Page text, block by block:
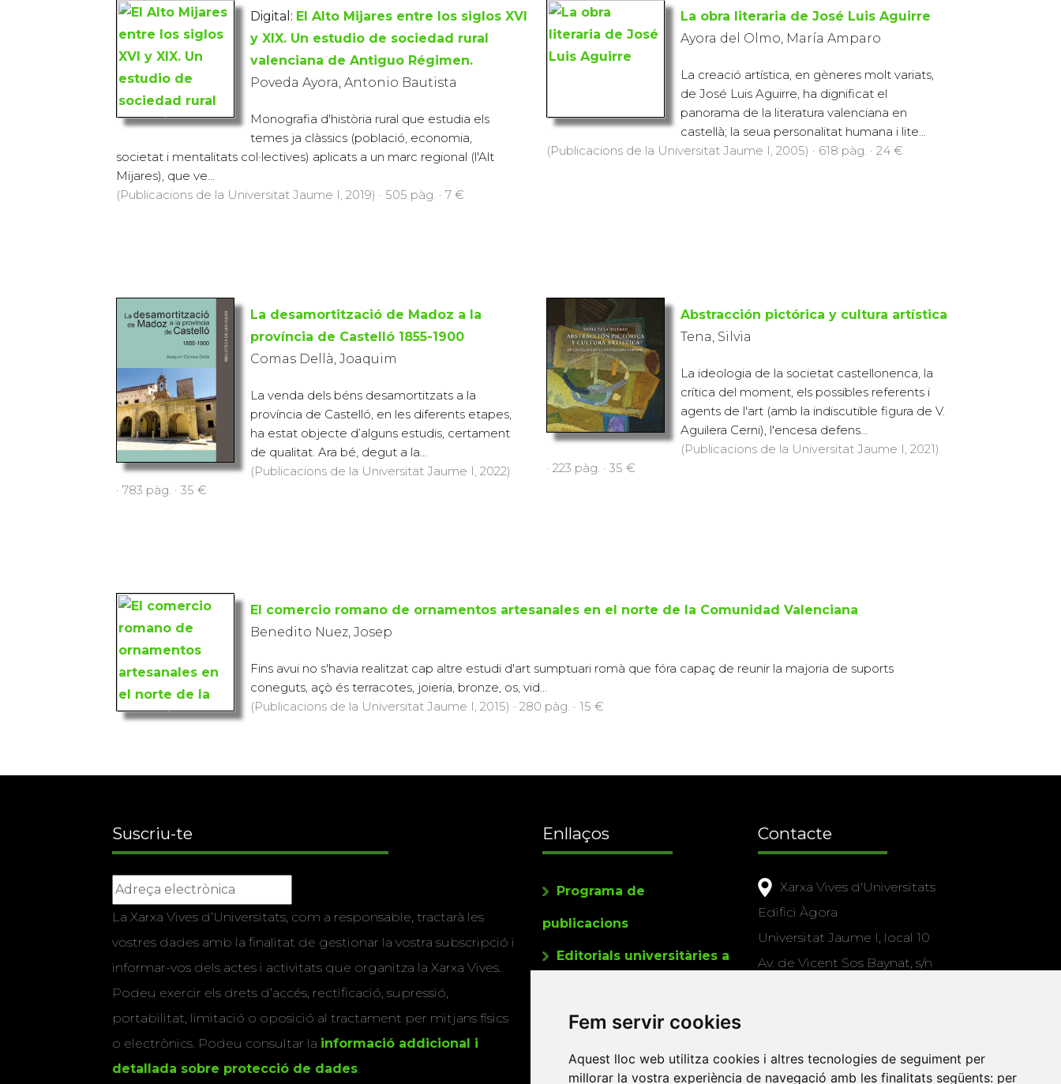
Fem servir cookies
Aquest lloc web utilitza cookies i altres tecnologies de seguiment per
millorar la vostra experiència de navegació amb les finalitats següents: per
Digital: El Alto Mijares entre los siglos XVI
y XIX. Un estudio de sociedad rural
valenciana de Antiguo Régimen.
Poveda Ayora, Antonio Bautista
Monografia d'història rural que estudia els
temes ja clàssics (població, economia,
societat i mentalitats col·lectives) aplicats a un marc regional (l'Alt
Mijares), que ve...
(Publicacions de la Universitat Jaume I, 2019) · 505 pàg. · 7 €
La obra literaria de José Luis Aguirre
Ayora del Olmo, María Amparo
La creació artística, en gèneres molt variats,
de José Luis Aguirre, ha dignificat el
panorama de la literatura valenciana en
castellà; la seua personalitat humana i lite...
(Publicacions de la Universitat Jaume I, 2005) · 618 pàg. · 24 €
La desamortització de Madoz a la
província de Castelló 1855-1900
Comas Dellà, Joaquim
La venda dels béns desamortitzats a la
província de Castelló, en les diferents etapes,
ha estat objecte d’alguns estudis, certament
de qualitat. Ara bé, degut a la...
(Publicacions de la Universitat Jaume I, 2022)
· 783 pàg. · 35 €
Abstracción pictórica y cultura artística
Tena, Silvia
La ideologia de la societat castellonenca, la
crítica del moment, els possibles referents i
agents de l'art (amb la indiscutible figura de V.
Aguilera Cerni), l'encesa defens...
(Publicacions de la Universitat Jaume I, 2021)
· 223 pàg. · 35 €
El comercio romano de ornamentos artesanales en el norte de la Comunidad Valenciana
Benedito Nuez, Josep
Fins avui no s'havia realitzat cap altre estudi d'art sumptuari romà que fóra capaç de reunir la majoria de suports
coneguts, açò és terracotes, joieria, bronze, os, vid...
(Publicacions de la Universitat Jaume I, 2015) · 280 pàg. · 15 €
Suscriu-te
La Xarxa Vives d’Universitats, com a responsable, tractarà les
vostres dades amb la finalitat de gestionar la vostra subscripció i
informar-vos dels actes i activitats que organitza la Xarxa Vives.
Podeu exercir els drets d’accés, rectificació, supressió,
portabilitat, limitació o oposició al tractament per mitjans físics
o electrònics. Podeu consultar la informació addicional i
detallada sobre protecció de dades
Enllaços
Programa de
publicacions
Editorials universitàries a
Contacte
Xarxa Vives d'Universitats
Edifici Àgora
Universitat Jaume I, local 10
Av. de Vicent Sos Baynat, s/n